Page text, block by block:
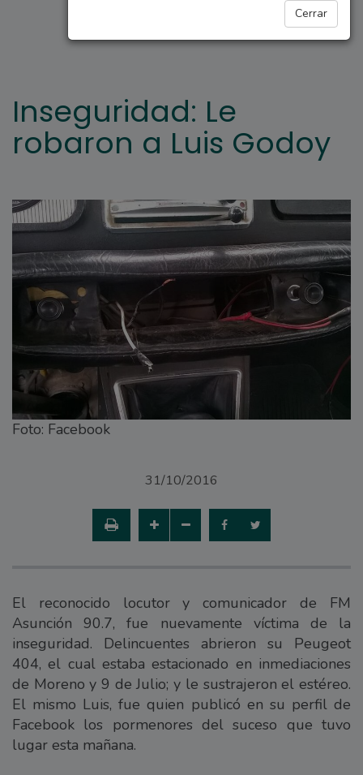
Cerrar
Inseguridad: Le
robaron a Luis Godoy
Foto: Facebook
31/10/2016
El reconocido locutor y comunicador de FM
Asunción 90.7, fue nuevamente víctima de la
inseguridad. Delincuentes abrieron su Peugeot
404, el cual estaba estacionado en inmediaciones
de Moreno y 9 de Julio; y le sustrajeron el estéreo.
El mismo Luis, fue quien publicó en su perfil de
Facebook los pormenores del suceso que tuvo
lugar esta mañana.